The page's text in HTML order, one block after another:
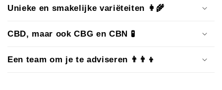
Unieke en smakelijke variëteiten 👩‍🌾
CBD, maar ook CBG en CBN 🧪
Een team om je te adviseren 👨‍👨‍👦